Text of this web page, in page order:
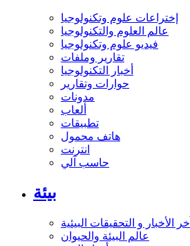
إختراعات علوم وتكنولوجيا
عالم العلوم والتكنولوجيا
فيديو علوم وتكنولوجيا
تقارير وملفات
أخبار التكنولوجيا
حوارات وتقارير
مدونات
ألعاب
تطبيقات
هاتف محمول
انترنت
حاسب آلي
بيئة
آخر الأخبار و التحقيقات البيئية
عالم البيئة والحيوان